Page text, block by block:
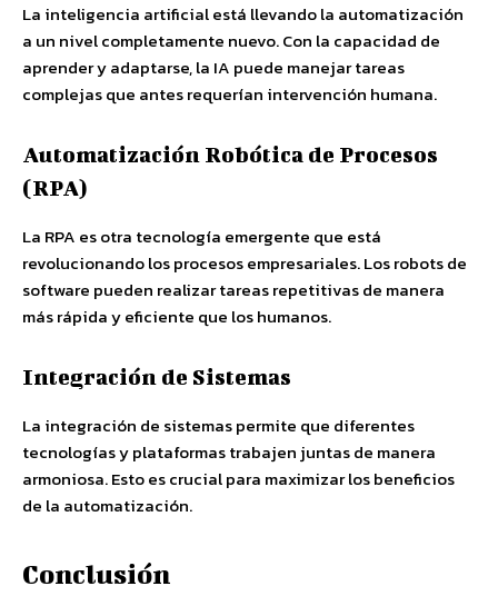
La inteligencia artificial está llevando la automatización
a un nivel completamente nuevo. Con la capacidad de
aprender y adaptarse, la IA puede manejar tareas
complejas que antes requerían intervención humana.
Automatización Robótica de Procesos
(RPA)
La RPA es otra tecnología emergente que está
revolucionando los procesos empresariales. Los robots de
software pueden realizar tareas repetitivas de manera
más rápida y eficiente que los humanos.
Integración de Sistemas
La integración de sistemas permite que diferentes
tecnologías y plataformas trabajen juntas de manera
armoniosa. Esto es crucial para maximizar los beneficios
de la automatización.
Conclusión